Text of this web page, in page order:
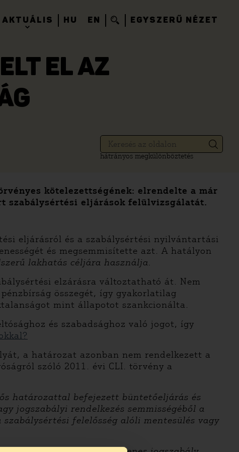
AKTUÁLIS HU EN EGYSZERŰ NÉZET
EL AZ
hátrányos megkülönböztetés
kötelezettségének: elrendelte a már
szabálysértési eljárások felülvizsgálatát.
eljárásról és a szabálysértési nyilvántartási
és megsemmisítette azt. A hatályon
lakhatás céljára használja.
elzárásra változtatható át. Nem
összegét, így gyakorlatilag
mint állapotot szankcionálta.
és szabadsághoz való jogot, így
a határozat azonban nem rendelkezett a
szóló 2011. évi CLI. törvény a
határozattal befejezett büntetőeljárás és
jogszabályi rendelkezés semmisségéből a
felelősség alóli mentesülés vagy